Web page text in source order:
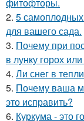
2. 5
для вашего сада.
3. Почему при
в лунку горох
4. Ли снег в
5. Почему ваша
это исправить?
6. Куркума - это